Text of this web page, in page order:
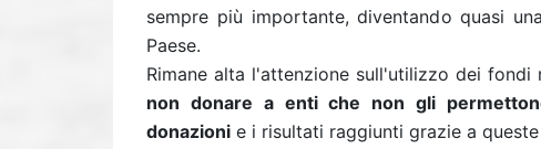
sempre più importante, diventando quasi
Paese.
Rimane alta l'attenzione sull'utilizzo dei fondi
non donare a enti che non gli
donazioni e i risultati raggiunti grazie a